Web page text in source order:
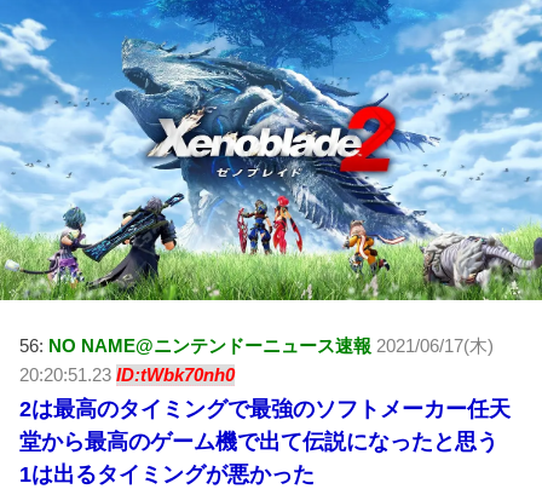
56: NO NAME@ニンテンドーニュース速報 2021/06/17(木)
20:20:51.23ID:tWbk70nh0
2は最高のタイミングで最強のソフトメーカー任天
堂から最高のゲーム機で出て伝説になったと思う
1は出るタイミングが悪かった